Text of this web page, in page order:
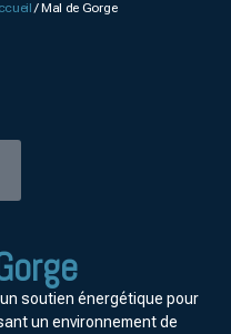
/ Mal de Gorge
soutien énergétique pour
un environnement de